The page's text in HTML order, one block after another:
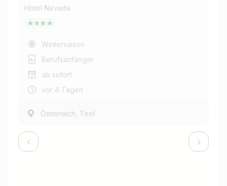
Hotel Nevada
Wintersaison
Berufsanfänger
ab sofort
vor 4 Tagen
Österreich, Tirol